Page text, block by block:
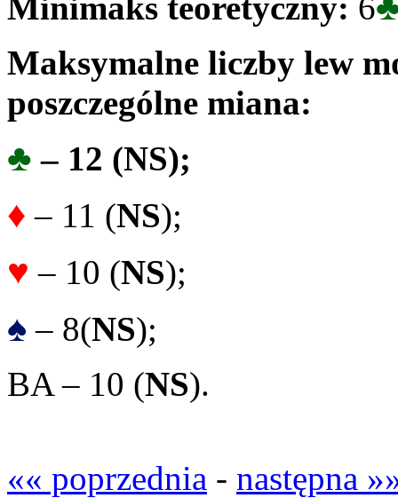
Maksymalne liczby lew
poszczególne miana:
♣ – 12 (NS);
♦ – 11 (NS);
♥ – 10 (NS);
♠ – 8(NS);
BA – 10 (NS).
«« poprzednia - następna